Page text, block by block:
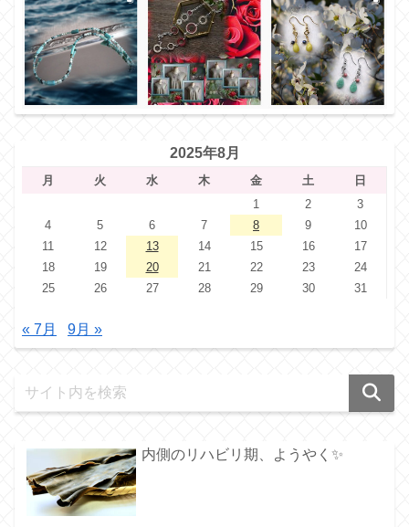
2025年8月
月 火 水 木 金 土
日
1
2
3
4
5 6 7 8 9
10
11
12 13 14 15 16
17
18
19 20 21 22 23
24
25
26 27 28 29 30 31
« 7月 9月 »
内側のリハビリ期、ようやく✨️